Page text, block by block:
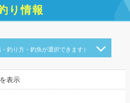
り情報
・釣り方・釣魚が選択できます）
表示